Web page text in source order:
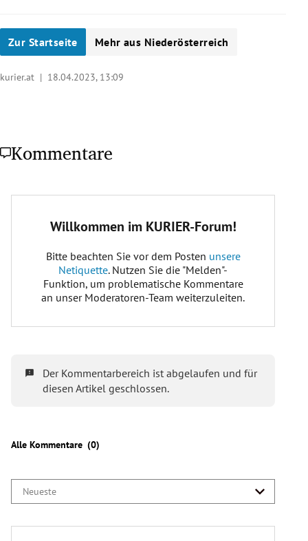
Zur Startseite Mehr aus Niederösterreich
kurier.at | 18.04.2023, 13:09
Kommentare